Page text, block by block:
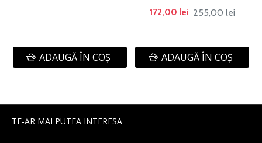
ADAUGĂ ÎN COŞ
172,00 lei 255,00 lei
ADAUGĂ ÎN COŞ
TE-AR MAI PUTEA INTERESA